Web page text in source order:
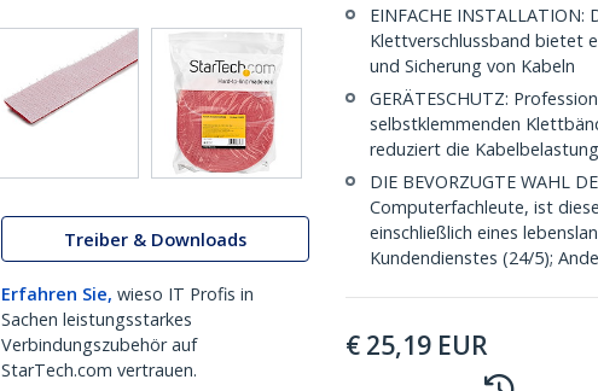
Treiber & Downloads
Erfahren Sie, wieso IT Profis in
Sachen leistungsstarkes
Verbindungszubehör auf
StarTech.com vertrauen.
EINFACHE
Klettverschlussband bietet
und Sicherung von Kabeln
GERÄTESCHUTZ:
selbstklemmenden
reduziert die Kabelbelastung
DIE BEVORZUGTE WAHL
Computerfachleute, ist
einschließlich eines
Kundendienstes (24/5);
€ 25,19 EUR